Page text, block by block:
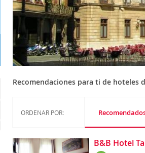
Recomendaciones para ti de hoteles
ORDENAR POR:
B&B Hotel